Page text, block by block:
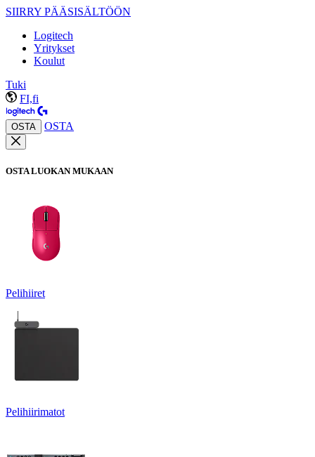
SIIRRY PÄÄSISÄLTÖÖN
Logitech
Yritykset
Koulut
Tuki
FI,fi
OSTA OSTA
OSTA LUOKAN MUKAAN
Pelihiiret
Pelihiirimatot